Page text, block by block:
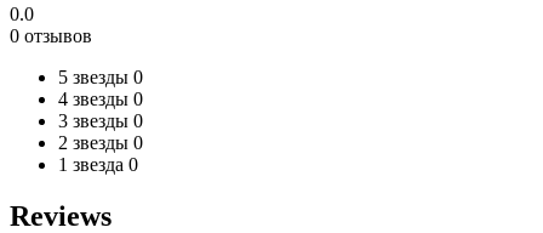
0.0
0 отзывов
5 звезды 0
4 звезды 0
3 звезды 0
2 звезды 0
1 звезда 0
Reviews